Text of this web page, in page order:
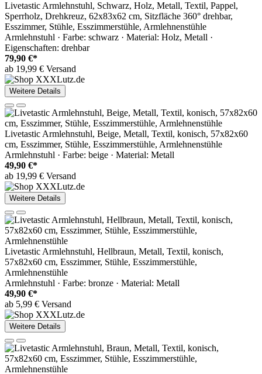
Livetastic Armlehnstuhl, Schwarz, Holz, Metall, Textil, Pappel,
Sperrholz, Drehkreuz, 62x83x62 cm, Sitzfläche 360° drehbar,
Esszimmer, Stühle, Esszimmerstühle, Armlehnenstühle
Armlehnstuhl · Farbe: schwarz · Material: Holz, Metall ·
Eigenschaften: drehbar
79,90 €*
ab 19,99 € Versand
Weitere Details
Livetastic Armlehnstuhl, Beige, Metall, Textil, konisch, 57x82x60
cm, Esszimmer, Stühle, Esszimmerstühle, Armlehnenstühle
Armlehnstuhl · Farbe: beige · Material: Metall
49,90 €*
ab 19,99 € Versand
Weitere Details
Livetastic Armlehnstuhl, Hellbraun, Metall, Textil, konisch,
57x82x60 cm, Esszimmer, Stühle, Esszimmerstühle,
Armlehnenstühle
Armlehnstuhl · Farbe: bronze · Material: Metall
49,90 €*
ab 5,99 € Versand
Weitere Details